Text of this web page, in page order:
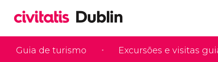
Guia de turismo Excursões e visitas